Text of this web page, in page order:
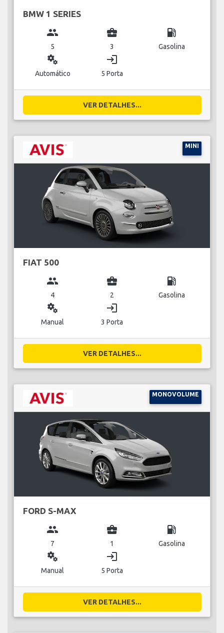
BMW 1 SERIES
group
5
business_center
3
local_gas_station
Gasolina
miscellaneous_services
Automático
login
5 Porta
VER DETALHES...
MINI
FIAT 500
group
4
business_center
2
local_gas_station
Gasolina
miscellaneous_services
Manual
login
3 Porta
VER DETALHES...
MONOVOLUME
FORD S-MAX
group
7
business_center
1
local_gas_station
Gasolina
miscellaneous_services
Manual
login
5 Porta
VER DETALHES...